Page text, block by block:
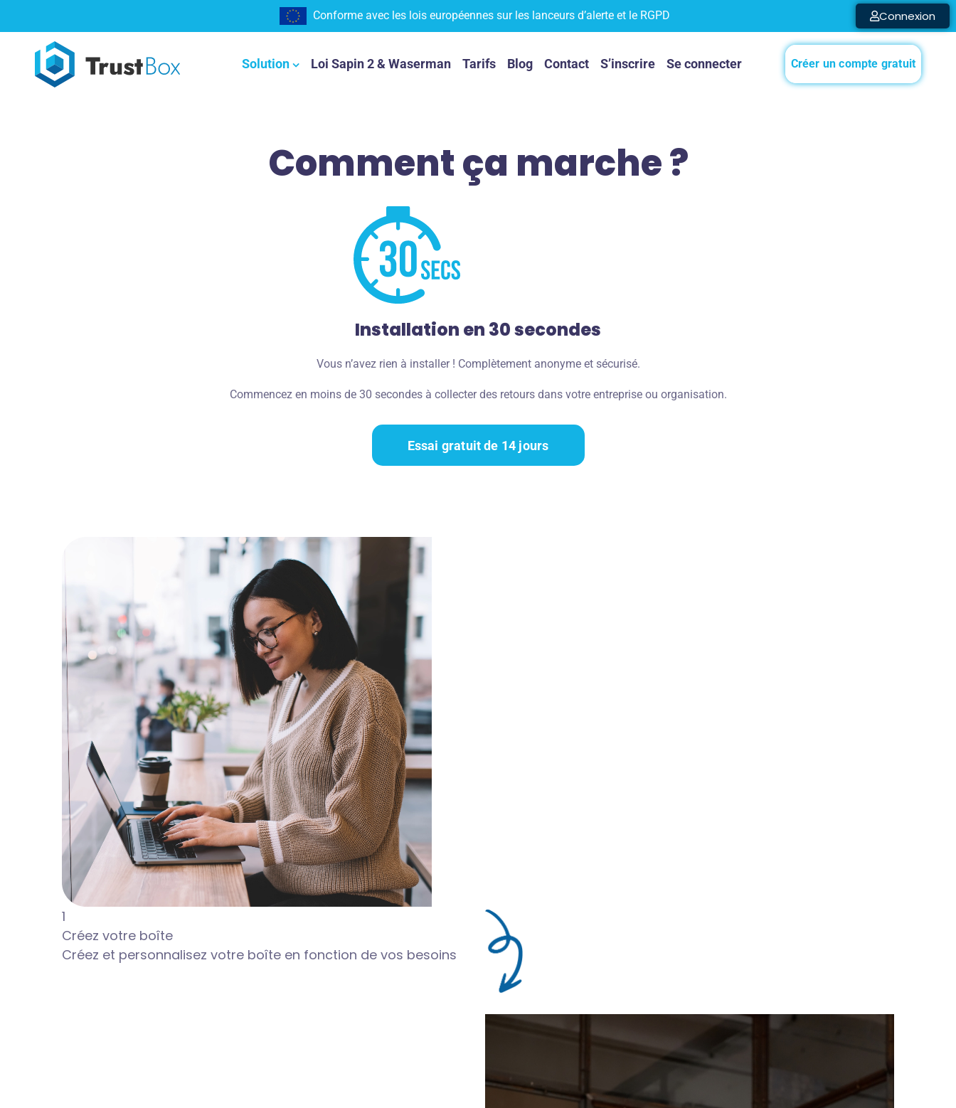
Conforme avec les lois européennes sur les lanceurs d’alerte et le RGPD Connexion
Solution Loi Sapin 2 & Waserman Tarifs Blog Contact S’inscrire Se connecter Créer un compte gratuit
Comment ça marche ?
Installation en 30 secondes
Vous n’avez rien à installer ! Complètement anonyme et sécurisé.
Commencez en moins de 30 secondes à collecter des retours dans votre entreprise ou organisation.
Essai gratuit de 14 jours
1
Créez votre boîte
Créez et personnalisez votre boîte en fonction de vos besoins